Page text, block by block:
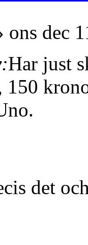
ons dec
Har just
150
det